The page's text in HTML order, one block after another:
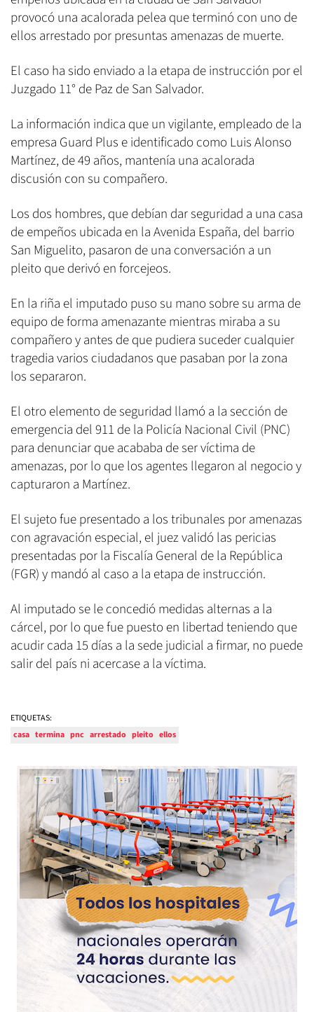
provocó una acalorada pelea que terminó con uno de
ellos arrestado por presuntas amenazas de muerte.
El caso ha sido enviado a la etapa de instrucción por el
Juzgado 11° de Paz de San Salvador.
La información indica que un vigilante, empleado de la
empresa Guard Plus e identificado como Luis Alonso
Martínez, de 49 años, mantenía una acalorada
discusión con su compañero.
Los dos hombres, que debían dar seguridad a una casa
de empeños ubicada en la Avenida España, del barrio
San Miguelito, pasaron de una conversación a un
pleito que derivó en forcejeos.
En la riña el imputado puso su mano sobre su arma de
equipo de forma amenazante mientras miraba a su
compañero y antes de que pudiera suceder cualquier
tragedia varios ciudadanos que pasaban por la zona
los separaron.
El otro elemento de seguridad llamó a la sección de
emergencia del 911 de la Policía Nacional Civil (PNC)
para denunciar que acababa de ser víctima de
amenazas, por lo que los agentes llegaron al negocio y
capturaron a Martínez.
El sujeto fue presentado a los tribunales por amenazas
con agravación especial, el juez validó las pericias
presentadas por la Fiscalía General de la República
(FGR) y mandó al caso a la etapa de instrucción.
Al imputado se le concedió medidas alternas a la
cárcel, por lo que fue puesto en libertad teniendo que
acudir cada 15 días a la sede judicial a firmar, no puede
salir del país ni acercase a la víctima.
ETIQUETAS:
casa termina pnc arrestado pleito ellos